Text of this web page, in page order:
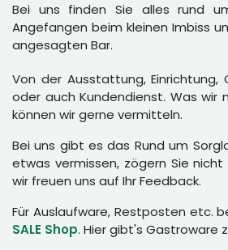
Bei uns finden Sie alles rund
Angefangen beim kleinen Imbiss
angesagten Bar.
Von der Ausstattung, Einrichtung,
oder auch Kundendienst. Was wir
können wir gerne vermitteln.
Bei uns gibt es das Rund um
etwas vermissen, zögern Sie
wir freuen uns auf Ihr Feedback.
Für Auslaufware, Restposten etc.
SALE Shop. Hier gibt's Gastroware